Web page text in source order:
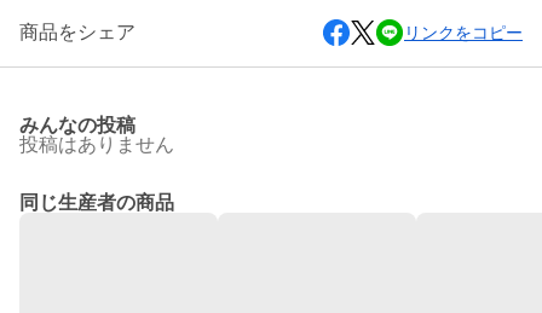
商品をシェア リンクをコピー
みんなの投稿
投稿はありません
同じ生産者の商品